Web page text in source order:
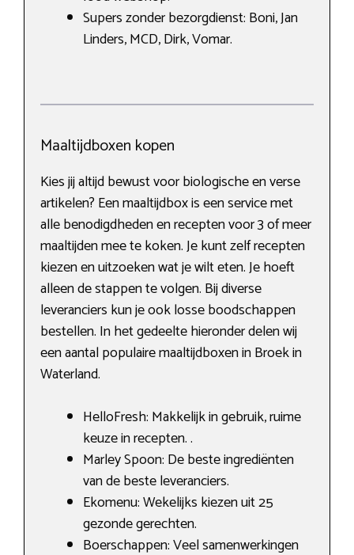
Supers zonder bezorgdienst: Boni, Jan
Linders, MCD, Dirk, Vomar.
Maaltijdboxen kopen
Kies jij altijd bewust voor biologische en verse
artikelen? Een maaltijdbox is een service met
alle benodigdheden en recepten voor 3 of meer
maaltijden mee te koken. Je kunt zelf recepten
kiezen en uitzoeken wat je wilt eten. Je hoeft
alleen de stappen te volgen. Bij diverse
leveranciers kun je ook losse boodschappen
bestellen. In het gedeelte hieronder delen wij
een aantal populaire maaltijdboxen in Broek in
Waterland.
HelloFresh: Makkelijk in gebruik, ruime
keuze in recepten. .
Marley Spoon: De beste ingrediënten
van de beste leveranciers.
Ekomenu: Wekelijks kiezen uit 25
gezonde gerechten.
Boerschappen: Veel samenwerkingen